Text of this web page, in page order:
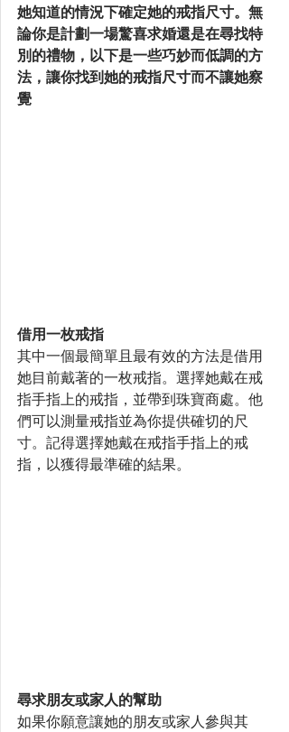
她知道的情況下確定她的戒指尺寸。無
論你是計劃一場驚喜求婚還是在尋找特
別的禮物，以下是一些巧妙而低調的方
法，讓你找到她的戒指尺寸而不讓她察
覺
借用一枚戒指
其中一個最簡單且最有效的方法是借用
她目前戴著的一枚戒指。選擇她戴在戒
指手指上的戒指，並帶到珠寶商處。他
們可以測量戒指並為你提供確切的尺
寸。記得選擇她戴在戒指手指上的戒
指，以獲得最準確的結果。
尋求朋友或家人的幫助
如果你願意讓她的朋友或家人參與其